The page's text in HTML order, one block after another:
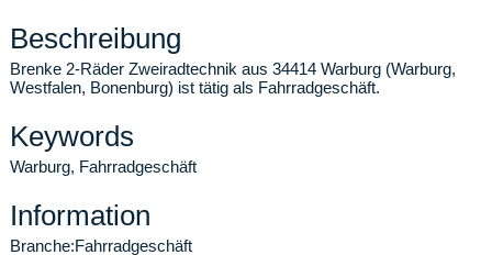
Beschreibung
Brenke 2-Räder Zweiradtechnik aus 34414 Warburg (Warburg,
Westfalen, Bonenburg) ist tätig als Fahrradgeschäft.
Keywords
Warburg, Fahrradgeschäft
Information
Branche:Fahrradgeschäft